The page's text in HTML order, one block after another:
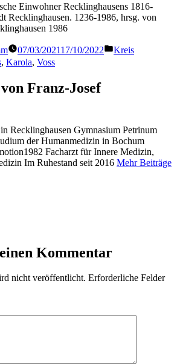
Einwohner Recklinghausens 1816-
Recklinghausen. 1236-1986, hrsg. von
1986
07/03/202117/10/2022
Veröffentlicht
Kreis
, Karola, Voss
Franz-Josef
Recklinghausen Gymnasium Petrinum
der Humanmedizin in Bochum
Facharzt für Innere Medizin,
Im Ruhestand seit 2016 Mehr Beiträge
Kommentar
nicht veröffentlicht. Erforderliche Felder